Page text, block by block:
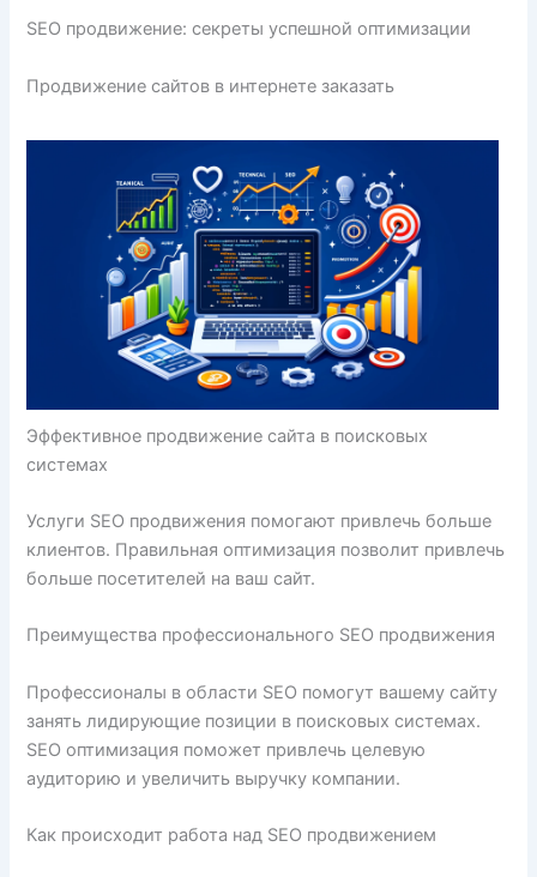
SEO продвижение: секреты успешной оптимизации
Продвижение сайтов в интернете заказать
Эффективное продвижение сайта в поисковых
системах
Услуги SEO продвижения помогают привлечь больше
клиентов. Правильная оптимизация позволит привлечь
больше посетителей на ваш сайт.
Преимущества профессионального SEO продвижения
Профессионалы в области SEO помогут вашему сайту
занять лидирующие позиции в поисковых системах.
SEO оптимизация поможет привлечь целевую
аудиторию и увеличить выручку компании.
Как происходит работа над SEO продвижением